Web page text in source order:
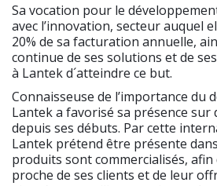
Sa vocation pour le
avec l’innovation, secteur auquel
20% de sa facturation annuelle,
continue de ses solutions et de
à Lantek d´atteindre ce but.
Connaisseuse de l’importance du
Lantek a favorisé sa présence sur
depuis ses débuts. Par cette
Lantek prétend être présente
produits sont commercialisés,
proche de ses clients et de leur